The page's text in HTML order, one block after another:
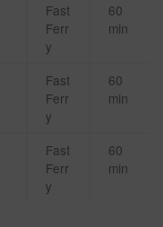
Fast
Ferr
y
60
min
Fast
Ferr
y
60
min
Fast
Ferr
y
60
min